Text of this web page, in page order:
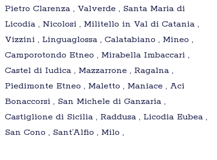
Pietro Clarenza , Valverde , Santa Maria di
Licodia , Nicolosi , Militello in Val di Catania ,
Vizzini , Linguaglossa , Calatabiano , Mineo ,
Camporotondo Etneo , Mirabella Imbaccari ,
Castel di Iudica , Mazzarrone , Ragalna ,
Piedimonte Etneo , Maletto , Maniace , Aci
Bonaccorsi , San Michele di Ganzaria ,
Castiglione di Sicilia , Raddusa , Licodia Eubea ,
San Cono , Sant’Alfio , Milo ,